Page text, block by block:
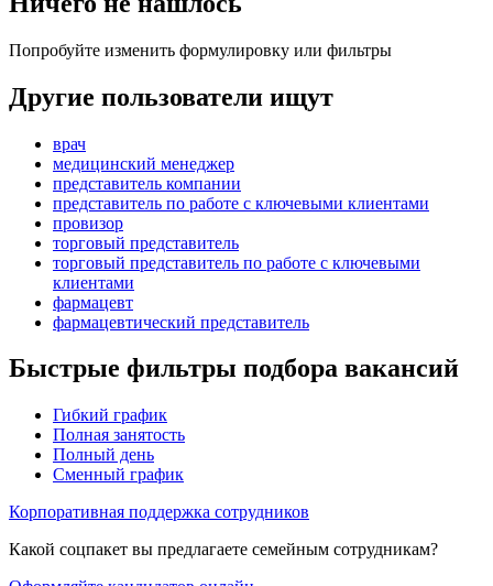
Попробуйте изменить формулировку или фильтры
Другие пользователи ищут
врач
медицинский менеджер
представитель компании
представитель по работе с ключевыми клиентами
провизор
торговый представитель
торговый представитель по работе с ключевыми
клиентами
фармацевт
фармацевтический представитель
Быстрые фильтры подбора вакансий
Гибкий график
Полная занятость
Полный день
Сменный график
Корпоративная поддержка сотрудников
Какой соцпакет вы предлагаете семейным сотрудникам?